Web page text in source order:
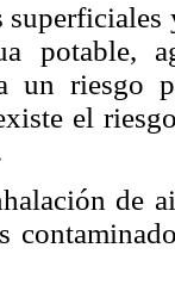
potable,
un riesgo
el
de